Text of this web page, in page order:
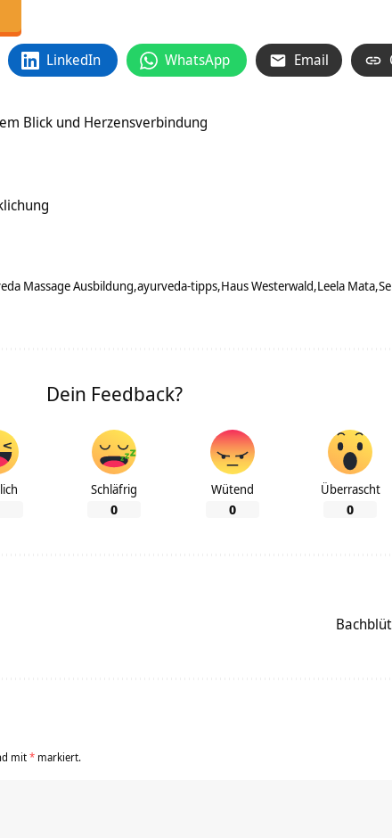
LinkedIn WhatsApp Email
Blick und Herzensverbindung
Massage Ausbildung ayurveda-tipps Haus Westerwald Leela Mata
Dein Feedback?
Schläfrig
0
Wütend
0
Überrascht
0
mit* markiert.